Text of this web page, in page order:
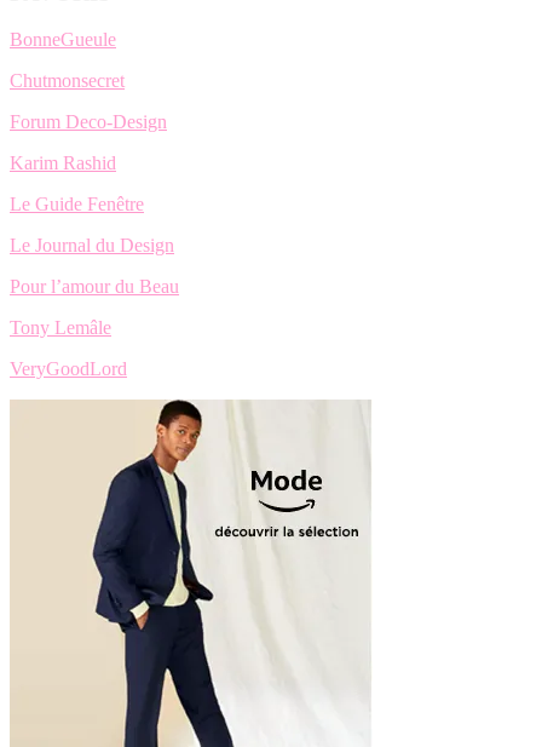
BonneGueule
Chutmonsecret
Forum Deco-Design
Karim Rashid
Le Guide Fenêtre
Le Journal du Design
Pour l’amour du Beau
Tony Lemâle
VeryGoodLord